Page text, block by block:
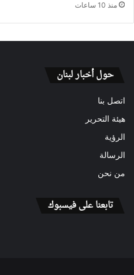
منذ 10 ساعات
حول أخبار لبنان
اتصل بنا
هيئة التحرير
الرؤية
الرسالة
من نحن
تابعنا على فيسبوك